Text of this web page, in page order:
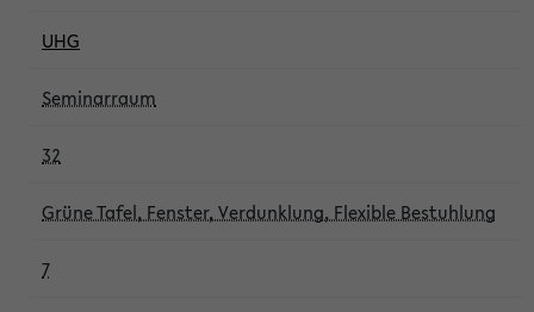
UHG
Seminarraum
32
Grüne Tafel, Fenster, Verdunklung, Flexible Bestuhlung
7